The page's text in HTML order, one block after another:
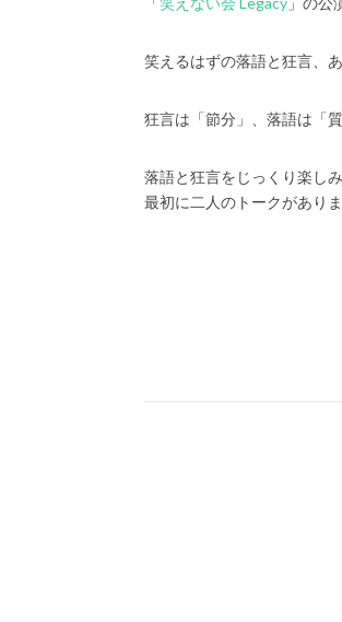
笑えるはずの落語と狂言、
狂言は「節分」、落語は「
落語と狂言をじっくり楽し
最初に二人のトークがあり